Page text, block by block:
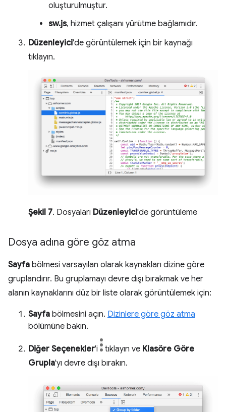
oluşturulmuştur.
sw.js, hizmet çalışanı yürütme bağlamıdır.
Düzenleyici'de görüntülemek için bir kaynağı
tıklayın.
Şekil 7. Dosyaları Düzenleyici'de görüntüleme
Dosya adına göre göz atma
Sayfa bölmesi varsayılan olarak kaynakları dizine göre
gruplandırır. Bu gruplamayı devre dışı bırakmak ve her
alanın kaynaklarını düz bir liste olarak görüntülemek için:
Sayfa bölmesini açın. Dizinlere göre göz atma
bölümüne bakın.
Diğer Seçenekler'i tıklayın ve Klasöre Göre
Grupla'yı devre dışı bırakın.